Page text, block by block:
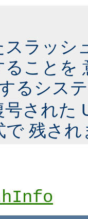
スラッシ
ることを
るシス
された
で 残され